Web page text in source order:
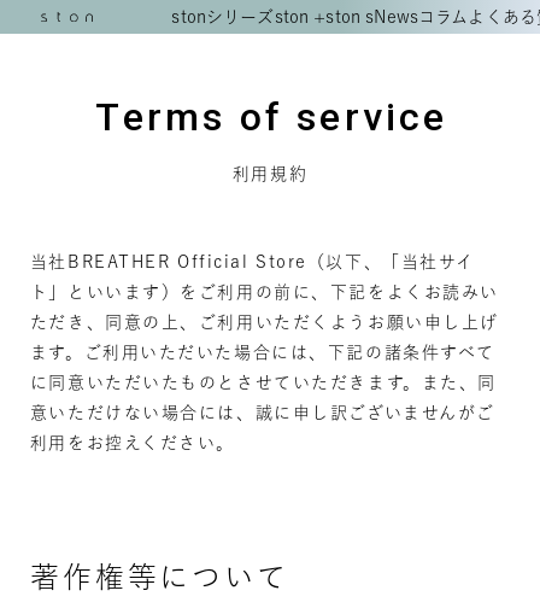
stonシリーズ ston +ston sNewsコラム よくあ
Terms of service
利用規約
当社BREATHER Official Store（以下、「当社サイ
ト」といいます）をご利用の前に、下記をよくお読みい
ただき、同意の上、ご利用いただくようお願い申し上げ
ます。ご利用いただいた場合には、下記の諸条件すべて
に同意いただいたものとさせていただきます。また、同
意いただけない場合には、誠に申し訳ございませんがご
利用をお控えください。
著作権等について